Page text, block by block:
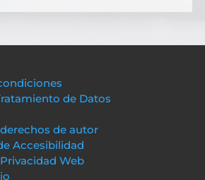
de Datos
de autor
Accesibilidad
Web